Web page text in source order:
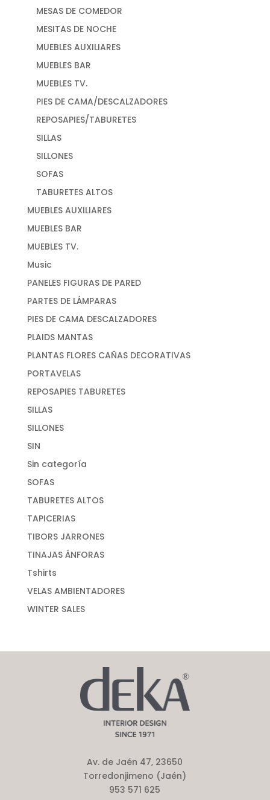
MESAS DE COMEDOR
MESITAS DE NOCHE
MUEBLES AUXILIARES
MUEBLES BAR
MUEBLES TV.
PIES DE CAMA/DESCALZADORES
REPOSAPIES/TABURETES
SILLAS
SILLONES
SOFAS
TABURETES ALTOS
MUEBLES AUXILIARES
MUEBLES BAR
MUEBLES TV.
Music
PANELES FIGURAS DE PARED
PARTES DE LÁMPARAS
PIES DE CAMA DESCALZADORES
PLAIDS MANTAS
PLANTAS FLORES CAÑAS DECORATIVAS
PORTAVELAS
REPOSAPIES TABURETES
SILLAS
SILLONES
SIN
Sin categoría
SOFAS
TABURETES ALTOS
TAPICERIAS
TIBORS JARRONES
TINAJAS ÁNFORAS
Tshirts
VELAS AMBIENTADORES
WINTER SALES
Av. de Jaén 47, 23650
Torredonjimeno (Jaén)
953 571 625